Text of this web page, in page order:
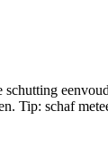
Tip: schaf